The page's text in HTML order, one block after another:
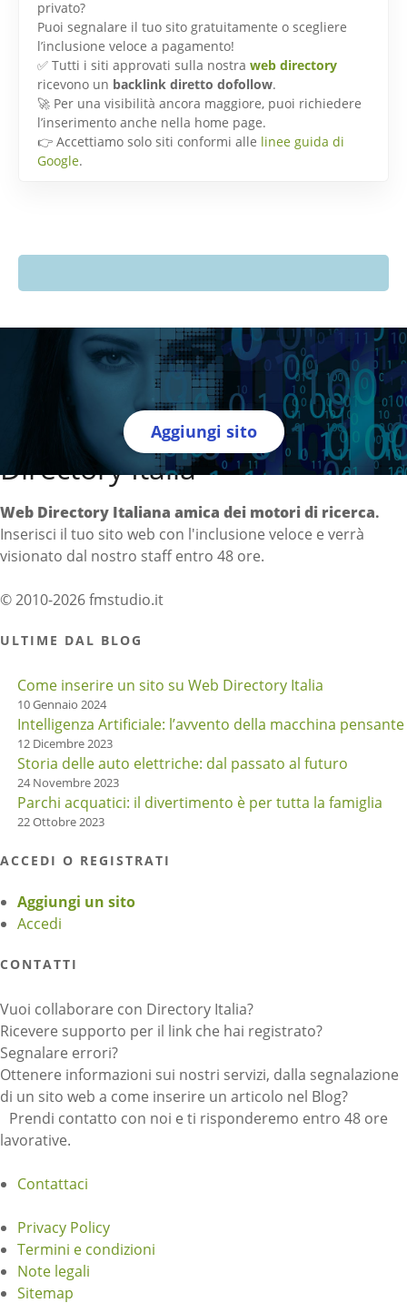
privato?
Puoi segnalare il tuo sito gratuitamente o scegliere
l’inclusione veloce a pagamento!
✅ Tutti i siti approvati sulla nostra web directory
ricevono un backlink diretto dofollow.
🚀 Per una visibilità ancora maggiore, puoi richiedere
l’inserimento anche nella home page.
👉 Accettiamo solo siti conformi alle linee guida di
Google.
Aggiungi sito
Directory Italia
Web Directory Italiana amica dei motori di ricerca.
Inserisci il tuo sito web con l'inclusione veloce e verrà
visionato dal nostro staff entro 48 ore.
© 2010-2026 fmstudio.it
ULTIME DAL BLOG
Come inserire un sito su Web Directory Italia
10 Gennaio 2024
Intelligenza Artificiale: l’avvento della macchina pensante
12 Dicembre 2023
Storia delle auto elettriche: dal passato al futuro
24 Novembre 2023
Parchi acquatici: il divertimento è per tutta la famiglia
22 Ottobre 2023
ACCEDI O REGISTRATI
Aggiungi un sito
Accedi
CONTATTI
Vuoi collaborare con Directory Italia?
Ricevere supporto per il link che hai registrato?
Segnalare errori?
Ottenere informazioni sui nostri servizi, dalla segnalazione
di un sito web a come inserire un articolo nel Blog?
Prendi contatto con noi e ti risponderemo entro 48 ore
lavorative.
Contattaci
Privacy Policy
Termini e condizioni
Note legali
Sitemap